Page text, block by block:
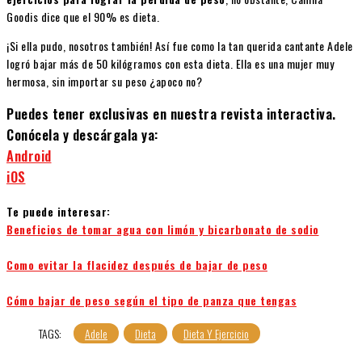
Goodis dice que el 90% es dieta.
¡Si ella pudo, nosotros también! Así fue como la tan querida cantante Adele
logró bajar más de 50 kilógramos con esta dieta. Ella es una mujer muy
hermosa, sin importar su peso ¿apoco no?
Puedes tener exclusivas en nuestra revista interactiva.
Conócela y descárgala ya:
Android
iOS
Te puede interesar:
Beneficios de tomar agua con limón y bicarbonato de sodio
Como evitar la flacidez después de bajar de peso
Cómo bajar de peso según el tipo de panza que tengas
TAGS:
Adele Dieta Dieta Y Ejercicio